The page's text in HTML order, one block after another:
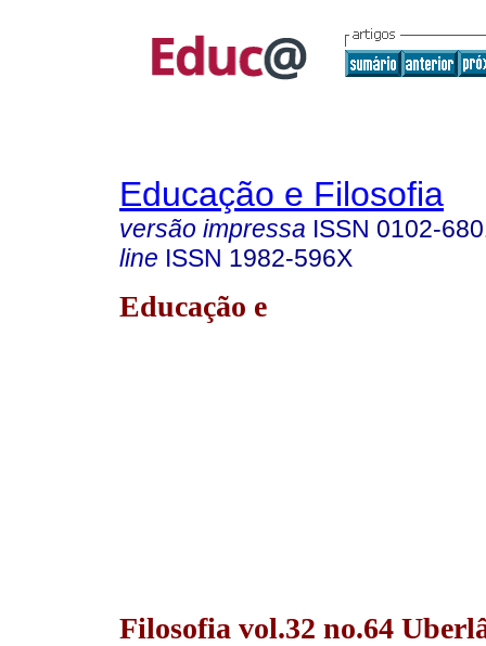
Educação e Filosofia
versão impressa ISSN 0102-
line ISSN 1982-596X
Educação e
Filosofia vol.32 no.64